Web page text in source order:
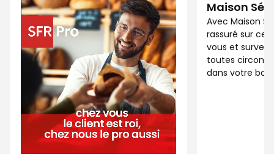
Maison
Avec Maison
rassuré sur ce
vous et
toutes
dans votre